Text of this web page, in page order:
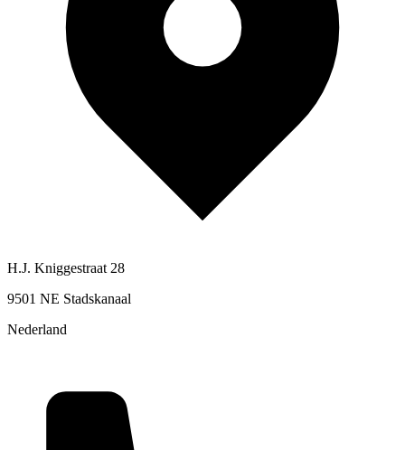
H.J. Kniggestraat 28
9501 NE Stadskanaal
Nederland